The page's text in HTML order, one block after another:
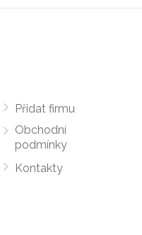
Přidat firmu
Obchodní
podmínky
Kontakty